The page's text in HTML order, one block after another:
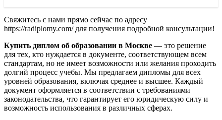
Свяжитесь с нами прямо сейчас по адресу
https://radiplomy.com/ для получения подробной консультации!
Купить диплом об образовании в Москве — это решение
для тех, кто нуждается в документе, соответствующем всем
стандартам, но не имеет возможности или желания проходить
долгий процесс учебы. Мы предлагаем дипломы для всех
уровней образования, включая среднее и высшее. Каждый
документ оформляется в соответствии с требованиями
законодательства, что гарантирует его юридическую силу и
возможность использования в различных сферах.